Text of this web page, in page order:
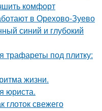
комфорт
в Орехово-Зуево
синий и глубокий
трафареты под плитку:
жизни.
юриста.
глоток свежего